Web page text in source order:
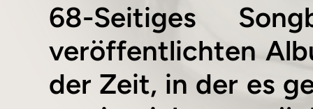
68-Seitiges
veröffentlichten
der Zeit, in der es